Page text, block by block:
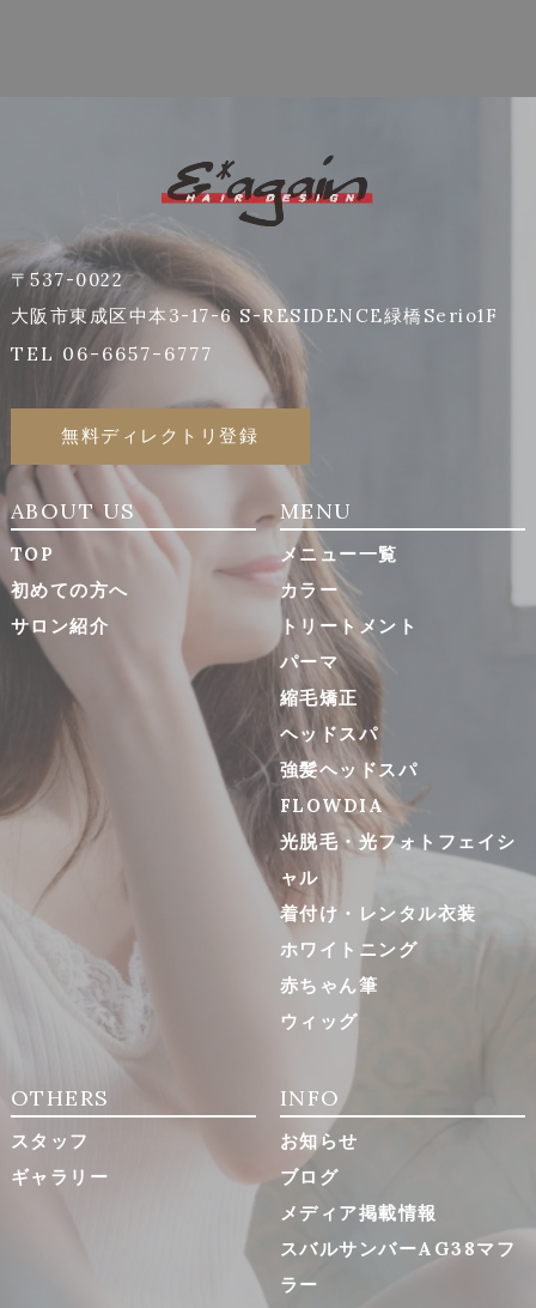
〒537-0022
大阪市東成区中本3-17-6 S-RESIDENCE緑橋Serio1F
TEL 06-6657-6777
無料ディレクトリ登録
ABOUT US
TOP
初めての方へ
サロン紹介
MENU
メニュー一覧
カラー
トリートメント
パーマ
縮毛矯正
ヘッドスパ
強髪ヘッドスパ
FLOWDIA
光脱毛・光フォトフェイシ
ャル
着付け・レンタル衣装
ホワイトニング
赤ちゃん筆
ウィッグ
OTHERS
スタッフ
ギャラリー
INFO
お知らせ
ブログ
メディア掲載情報
スバルサンバーAG38マフ
ラー